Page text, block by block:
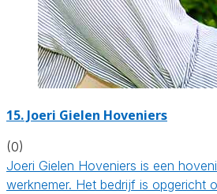
15. Joeri Gielen Hoveniers
(0)
Joeri Gielen Hoveniers is een
werknemer. Het bedrijf is opgericht